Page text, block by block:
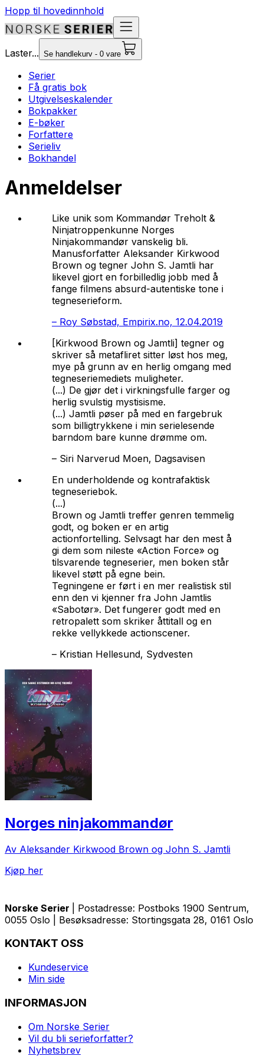
Hopp til hovedinnhold
Laster... Se handlekurv - 0 vare
Serier
Få gratis bok
Utgivelseskalender
Bokpakker
E-bøker
Forfattere
Serieliv
Bokhandel
Anmeldelser
Like unik som Kommandør Treholt &
Ninjatroppenkunne Norges
Ninjakommandør vanskelig bli.
Manusforfatter Aleksander Kirkwood
Brown og tegner John S. Jamtli har
likevel gjort en forbilledlig jobb med å
fange filmens absurd-autentiske tone i
tegneserieform.
– Roy Søbstad, Empirix.no, 12.04.2019
[Kirkwood Brown og Jamtli] tegner og
skriver så metafliret sitter løst hos meg,
mye på grunn av en herlig omgang med
tegneseriemediets muligheter.
(...) De gjør det i virkningsfulle farger og
herlig svulstig mystisisme.
(...) Jamtli pøser på med en fargebruk
som billigtrykkene i min serielesende
barndom bare kunne drømme om.
– Siri Narverud Moen, Dagsavisen
En underholdende og kontrafaktisk
tegneseriebok.
(...)
Brown og Jamtli treffer genren temmelig
godt, og boken er en artig
actionfortelling. Selvsagt har den mest å
gi dem som nileste «Action Force» og
tilsvarende tegneserier, men boken står
likevel støtt på egne bein.
Tegningene er ført i en mer realistisk stil
enn den vi kjenner fra John Jamtlis
«Sabotør». Det fungerer godt med en
retropalett som skriker åttitall og en
rekke vellykkede actionscener.
– Kristian Hellesund, Sydvesten
Norges ninjakommandør
Av Aleksander Kirkwood Brown og John S. Jamtli
Kjøp her
Norske Serier
| Postadresse: Postboks 1900 Sentrum,
0055 Oslo | Besøksadresse: Stortingsgata 28, 0161 Oslo
KONTAKT OSS
Kundeservice
Min side
INFORMASJON
Om Norske Serier
Vil du bli serieforfatter?
Nyhetsbrev